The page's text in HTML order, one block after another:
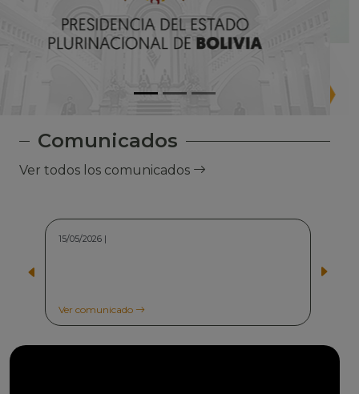
Comunicados
Ver todos los comunicados
15/05/2026 |
Ver comunicado